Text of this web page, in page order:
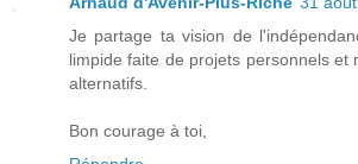
Je partage ta vision de
limpide faite de projets personnels et
alternatifs.
Bon courage à toi,